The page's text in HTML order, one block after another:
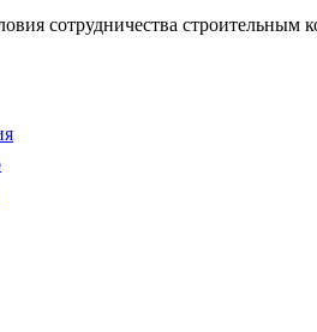
сотрудничества строительным